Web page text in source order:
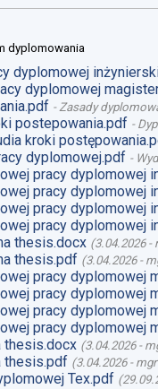
dyplomowania
dyplomowej
dyplomowej
- Zasady
postepowania.pdf -
kroki
dyplomowej.pdf -
pracy dyplomowej
pracy dyplomowej
pracy dyplomowej
pracy dyplomowej
thesis.docx (3.04.2026-
thesis.pdf (3.04.2026-
pracy dyplomowej
pracy dyplomowej
pracy dyplomowej
pracy dyplomowej
thesis.docx (3.04.2026-
thesis.pdf (3.04.2026-
Tex.pdf (